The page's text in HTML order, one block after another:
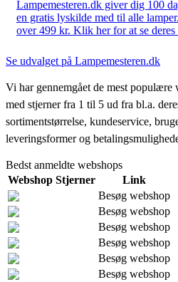
Lampemesteren.dk giver dig 100
en gratis lyskilde med til alle
over 499 kr. Klik her for at se deres
Se udvalget på Lampemesteren.dk
Vi har gennemgået de mest populære
med stjerner fra 1 til 5 ud fra bl.a.
sortimentstørrelse, kundeservice,
leveringsformer og
Bedst anmeldte webshops
Webshop Stjerner
Link
Besøg webshop
Besøg webshop
Besøg webshop
Besøg webshop
Besøg webshop
Besøg webshop